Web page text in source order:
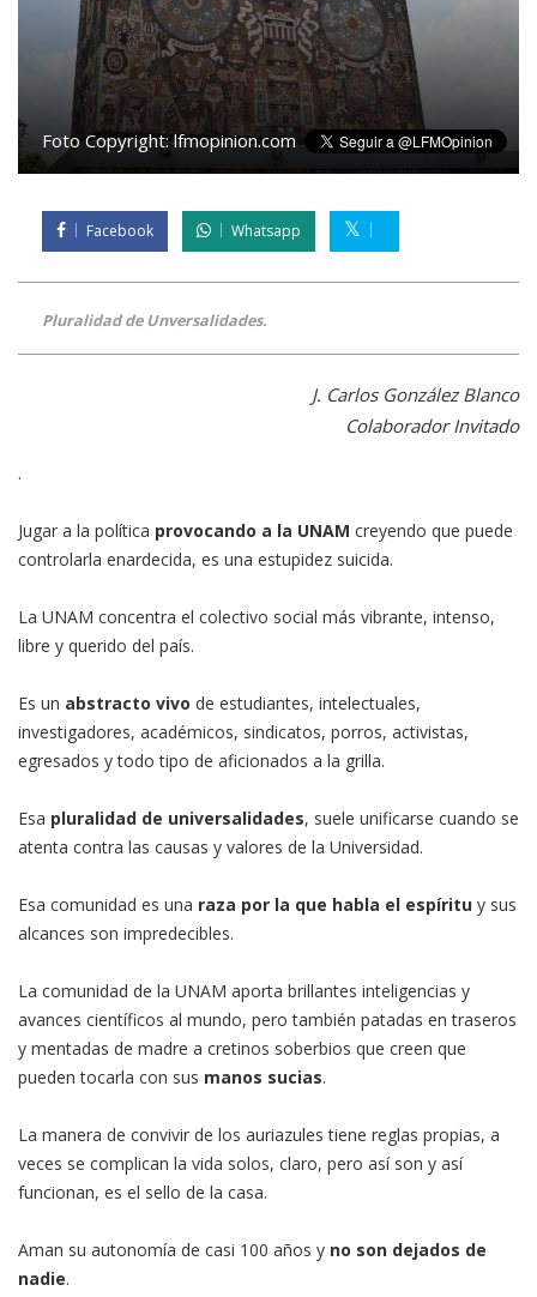
Foto Copyright:lfmopinion.com
Facebook Whatsapp
Pluralidad de Unversalidades.
J. Carlos González Blanco
Colaborador Invitado
.
Jugar a la política provocando a la UNAM creyendo que puede
controlarla enardecida, es una estupidez suicida.
La UNAM concentra el colectivo social más vibrante, intenso,
libre y querido del país.
Es un abstracto vivo de estudiantes, intelectuales,
investigadores, académicos, sindicatos, porros, activistas,
egresados y todo tipo de aficionados a la grilla.
Esa pluralidad de universalidades, suele unificarse cuando se
atenta contra las causas y valores de la Universidad.
Esa comunidad es una raza por la que habla el espíritu y sus
alcances son impredecibles.
La comunidad de la UNAM aporta brillantes inteligencias y
avances científicos al mundo, pero también patadas en traseros
y mentadas de madre a cretinos soberbios que creen que
pueden tocarla con sus manos sucias.
La manera de convivir de los auriazules tiene reglas propias, a
veces se complican la vida solos, claro, pero así son y así
funcionan, es el sello de la casa.
Aman su autonomía de casi 100 años y no son dejados de
nadie.